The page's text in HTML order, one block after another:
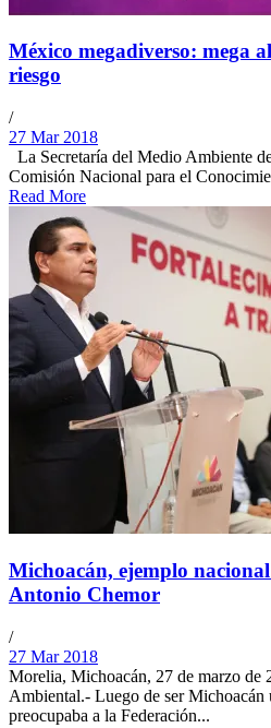
México megadiverso: mega
riesgo
/
27 Mar 2018
La Secretaría del Medio Ambiente
Comisión Nacional para el
Read More
Michoacán, ejemplo
Antonio Chemor
/
27 Mar 2018
Morelia, Michoacán, 27 de marzo de
Ambiental.- Luego de ser Michoacán
preocupaba a la Federación...